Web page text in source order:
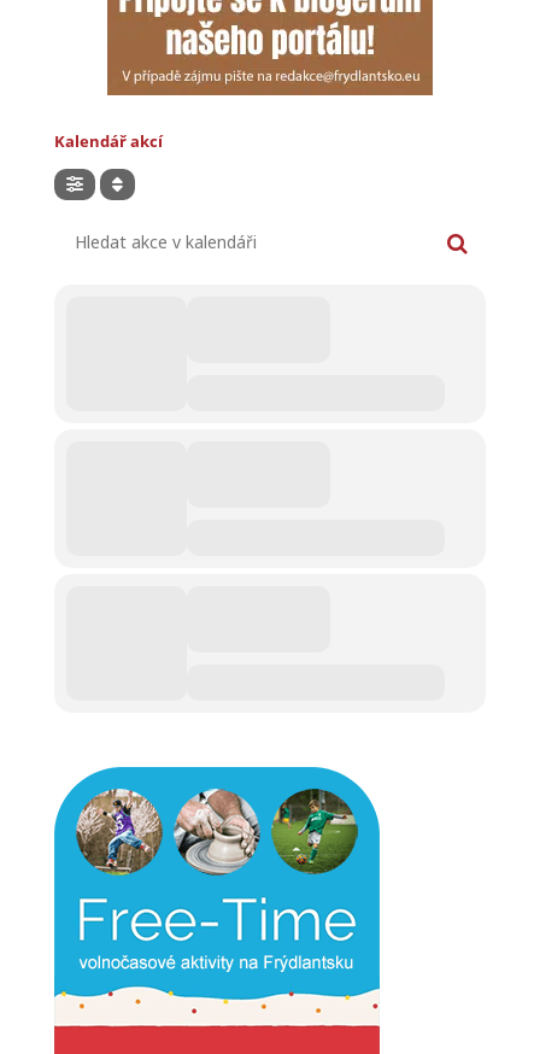
Kalendář akcí